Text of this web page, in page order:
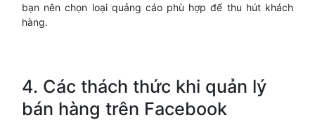
bạn nên chọn loại quảng cáo phù hợp để thu hút khách
hàng.
4. Các thách thức khi quản lý
bán hàng trên Facebook